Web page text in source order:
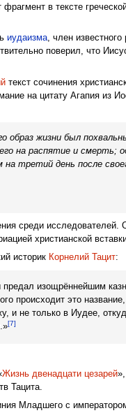
в тексте
иудаизма, член
поверил, что
текст сочинения
на цитату Агапия из
жизни был
на распятие и
на третий день после
среди
христианской
историк Корнелий Тацит:
изощрённейшим
происходит это
и не только в Иудее,
[7]
Жизнь двенадцати цезарей
Тацита.
Младшего с